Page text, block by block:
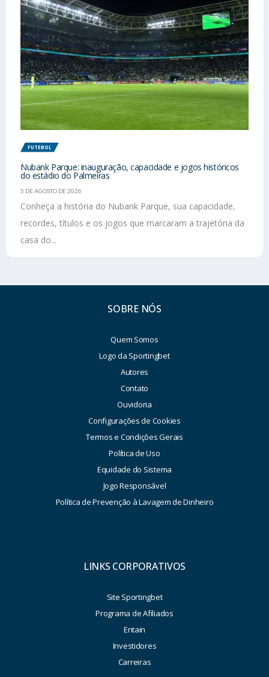
FUTEBOL
Nubank Parque: inauguração, capacidade e jogos históricos
do estádio do Palmeiras
5 DE AGOSTO DE 2026
Conheça a história do Nubank Parque, sua capacidade,
recordes, títulos e os jogos que marcaram a trajetória da
casa do...
SOBRE NÓS
Quem Somos
Logo da Sportingbet
Autores
Contato
Ouvidoria
Configurações de Cookies
Termos e Condições Gerais
Política de Uso
Equidade do Sistema
Jogo Responsável
Política de Prevenção à Lavagem de Dinheiro
LINKS CORPORATIVOS
Site Sportingbet
Programa de Afiliados
Entain
Investidores
Carreiras